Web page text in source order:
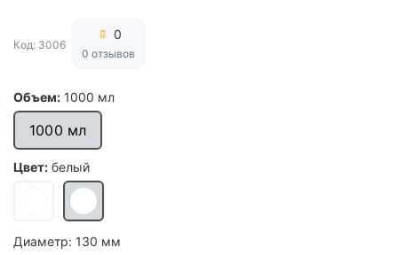
Объем: 1000 мл
1000 мл
Цвет: белый
Диаметр: 130 мм
Код: 3006
0
0 отзывов